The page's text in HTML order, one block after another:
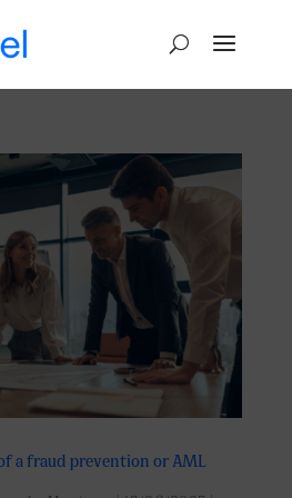
a fraud prevention or AML